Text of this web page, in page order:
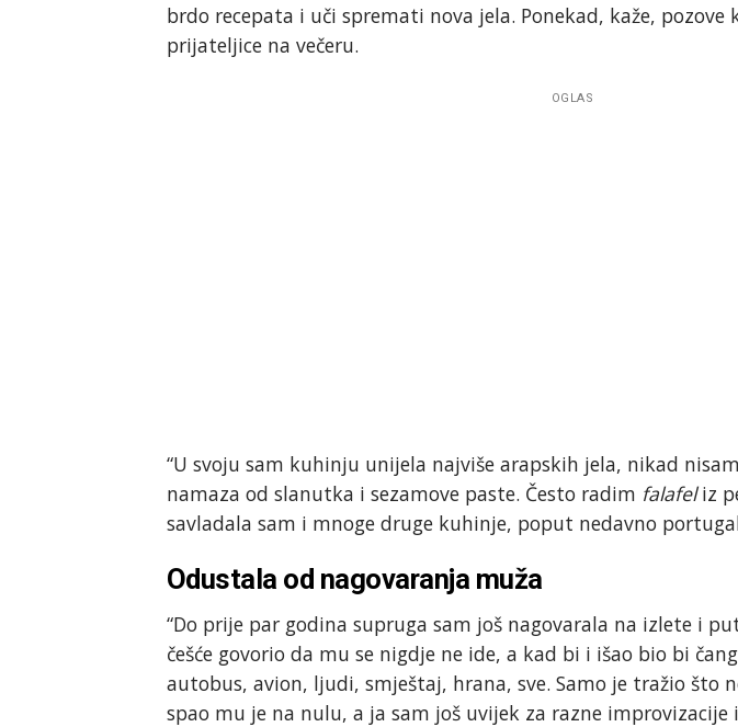
brdo recepata i uči spremati nova jela. Ponekad, kaže, pozove
prijateljice na večeru.
OGLAS
“U svoju sam kuhinju unijela najviše arapskih jela, nikad
namaza od slanutka i sezamove paste. Često radim falafeliz
savladala sam i mnoge druge kuhinje, poput nedavno
Odustala od nagovaranja muža
“Do prije par godina supruga sam još nagovarala na izlete i
češće govorio da mu se nigdje ne ide, a kad bi i išao bio bi
autobus, avion, ljudi, smještaj, hrana, sve. Samo je tražio što
spao mu je na nulu, a ja sam još uvijek za razne